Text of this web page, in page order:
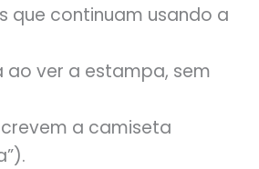
que continuam usando a
ver a estampa, sem
a camiseta